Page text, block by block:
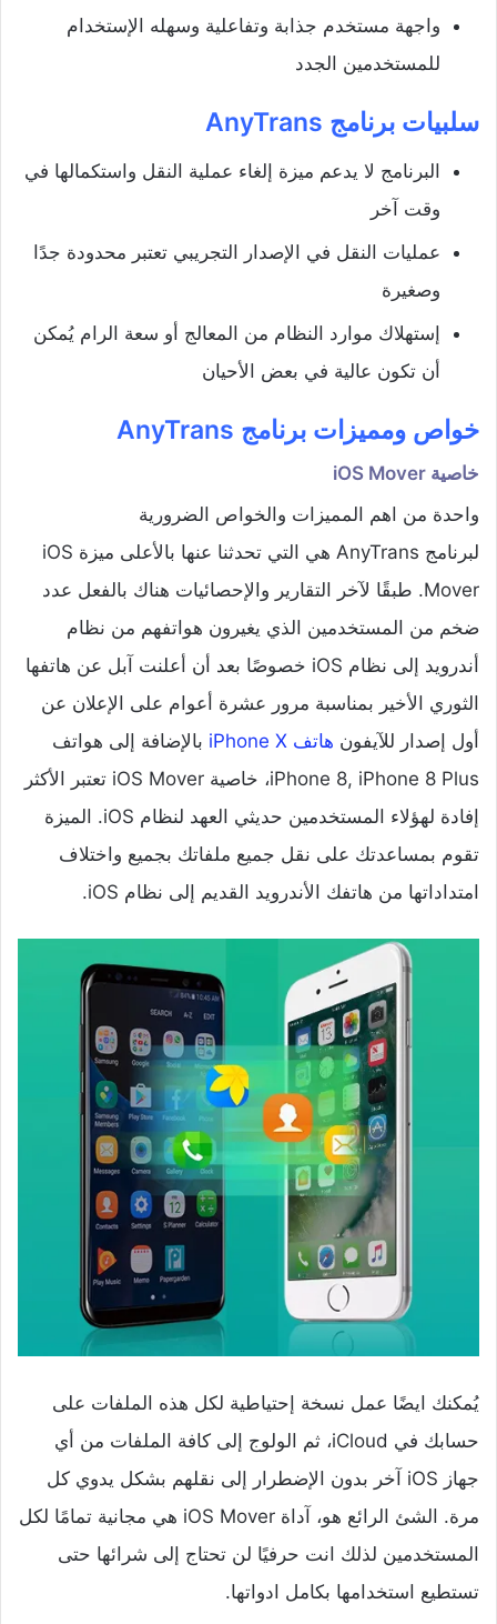
واجهة مستخدم جذابة وتفاعلية وسهله الإستخدام
للمستخدمين الجدد
سلبيات برنامج AnyTrans
البرنامج لا يدعم ميزة إلغاء عملية النقل واستكمالها في
وقت آخر
عمليات النقل في الإصدار التجريبي تعتبر محدودة جدًا
وصغيرة
إستهلاك موارد النظام من المعالج أو سعة الرام يُمكن
أن تكون عالية في بعض الأحيان
خواص ومميزات برنامج AnyTrans
خاصية iOS Mover
واحدة من اهم المميزات والخواص الضرورية
لبرنامج AnyTrans هي التي تحدثنا عنها بالأعلى ميزة iOS
Mover. طبقًا لآخر التقارير والإحصائيات هناك بالفعل عدد
ضخم من المستخدمين الذي يغيرون هواتفهم من نظام
أندرويد إلى نظام iOS خصوصًا بعد أن أعلنت آبل عن هاتفها
الثوري الأخير بمناسبة مرور عشرة أعوام على الإعلان عن
أول إصدار للآيفون هاتف iPhone X
بالإضافة إلى هواتف
iPhone 8, iPhone 8 Plus، خاصية iOS Mover تعتبر الأكثر
إفادة لهؤلاء المستخدمين حديثي العهد لنظام iOS. الميزة
تقوم بمساعدتك على نقل جميع ملفاتك بجميع واختلاف
امتداداتها من هاتفك الأندرويد القديم إلى نظام iOS.
يُمكنك ايضًا عمل نسخة إحتياطية لكل هذه الملفات على
حسابك في iCloud، ثم الولوج إلى كافة الملفات من أي
جهاز iOS آخر بدون الإضطرار إلى نقلهم بشكل يدوي كل
مرة. الشئ الرائع هو، آداة iOS Mover هي مجانية تمامًا لكل
المستخدمين لذلك انت حرفيًا لن تحتاج إلى شرائها حتى
تستطيع استخدامها بكامل ادواتها.